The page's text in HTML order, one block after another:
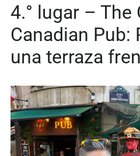
4.° lugar – The
Canadian Pub:
una terraza